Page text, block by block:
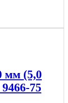
мм (5,0
75